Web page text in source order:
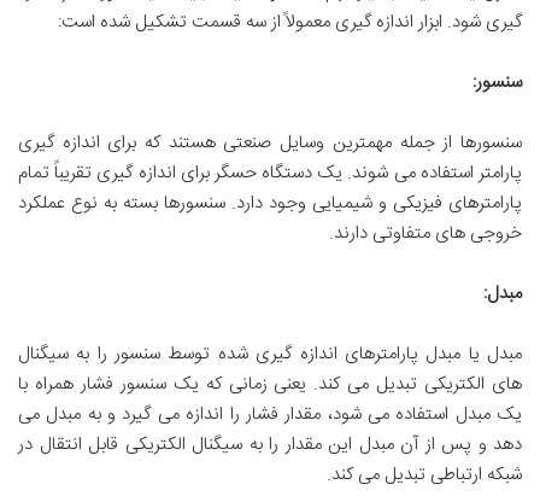
گیری شود. ابزار اندازه گیری معمولاً از سه قسمت تشکیل شده است:
سنسور:
سنسورها از جمله مهمترین وسایل صنعتی هستند که برای اندازه گیری
پارامتر استفاده می شوند. یک دستگاه حسگر برای اندازه گیری تقریباً تمام
پارامترهای فیزیکی و شیمیایی وجود دارد. سنسورها بسته به نوع عملکرد
خروجی های متفاوتی دارند.
مبدل:
مبدل یا مبدل پارامترهای اندازه گیری شده توسط سنسور را به سیگنال
های الکتریکی تبدیل می کند. یعنی زمانی که یک سنسور فشار همراه با
یک مبدل استفاده می شود، مقدار فشار را اندازه می گیرد و به مبدل می
دهد و پس از آن مبدل این مقدار را به سیگنال الکتریکی قابل انتقال در
شبکه ارتباطی تبدیل می کند.